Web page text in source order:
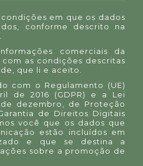
em que os dados
conforme descrito na
comerciais da
as condições descritas
, que li e aceito.
com o Regulamento (UE)
de 2016 (GDPR) e a Lei
dezembro, de Proteção
de Direitos Digitais
você que os dados que
estão incluídos em
e que se destina a
sobre a promoção de